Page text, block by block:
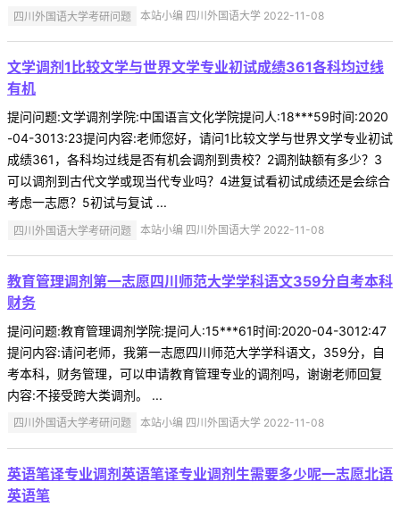
四川外国语大学考研问题 本站小编 四川外国语大学 2022-11-08
文学调剂1比较文学与世界文学专业初试成绩361各科均过线
有机
提问问题:文学调剂学院:中国语言文化学院提问人:18***59时间:2020
-04-3013:23提问内容:老师您好，请问1比较文学与世界文学专业初试
成绩361，各科均过线是否有机会调剂到贵校？2调剂缺额有多少？3
可以调剂到古代文学或现当代专业吗？4进复试看初试成绩还是会综合
考虑一志愿？5初试与复试 ...
四川外国语大学考研问题 本站小编 四川外国语大学 2022-11-08
教育管理调剂第一志愿四川师范大学学科语文359分自考本科
财务
提问问题:教育管理调剂学院:提问人:15***61时间:2020-04-3012:47
提问内容:请问老师，我第一志愿四川师范大学学科语文，359分，自
考本科，财务管理，可以申请教育管理专业的调剂吗，谢谢老师回复
内容:不接受跨大类调剂。 ...
四川外国语大学考研问题 本站小编 四川外国语大学 2022-11-08
英语笔译专业调剂英语笔译专业调剂生需要多少呢一志愿北语
英语笔